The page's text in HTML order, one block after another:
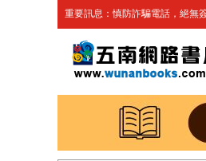
重要訊息：慎防詐騙電話，絕無